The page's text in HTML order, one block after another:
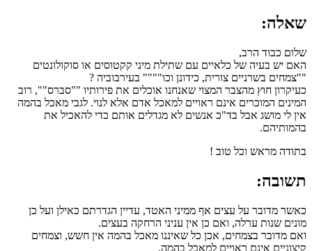
שאלה:
שלום כבוד הרב,
האם יש בעיה של כלאיים עם שתילת מיני קקטוסים או סוקולונטים
""צמחים בשרניים צורית, כידונן וכו"""" בעירבוביה ?
כעיקרון חוץ מהצבר המצוי שאנחנו אוכלים את פירותיו ""סברס"", רוב
המינים המוכרים אינם ראויים למאכל אדם אלא לנוי. לגבי מאכל בהמה
אין לי מושג אבל בד"כ אנשים לא מגדלים אותם כדי להאכיל את
בהמותיהם.
בתודה מראש וכל טוב !
תשובה:
כאשר מדובר על עצים אף ממיני האטד, עדיין הגדרתם כאילן ועל כן
מונים שנות ערלה, ואם כן אין עניני הרחקה בעצים.
ואם מדובר בצמחים, אכן כל שאיננו מאכל בהמה אין חשש, וצמחים
קיצוניים אינם ראויים למאכל בהמה.